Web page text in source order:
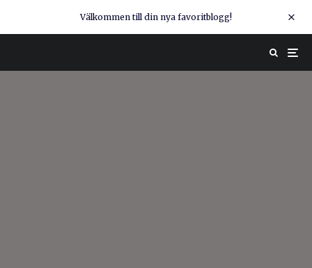
Välkommen till din nya favoritblogg!